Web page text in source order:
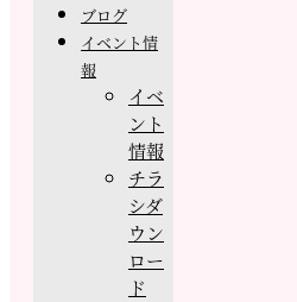
ブログ
イベント情
報
イベ
ント
情報
チラ
シダ
ウン
ロー
ド